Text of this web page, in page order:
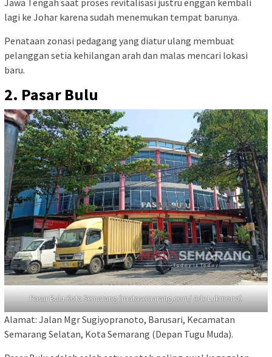
Jawa Tengah saat proses revitalisasi justru enggan kembali
lagi ke Johar karena sudah menemukan tempat barunya.
Penataan zonasi pedagang yang diatur ulang membuat
pelanggan setia kehilangan arah dan malas mencari lokasi
baru.
2. Pasar Bulu
Pasar Bulu Kota Semarang (matasemarang.com/ Ade Lukmono)
Alamat: Jalan Mgr Sugiyopranoto, Barusari, Kecamatan
Semarang Selatan, Kota Semarang (Depan Tugu Muda).